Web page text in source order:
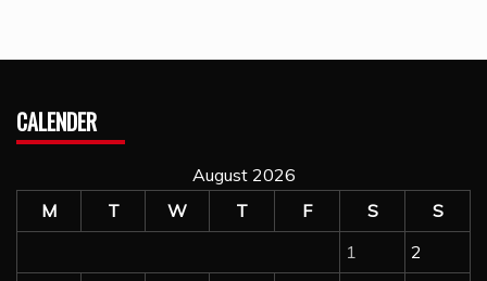
CALENDER
August 2026
M
T W T F S
S
1
2